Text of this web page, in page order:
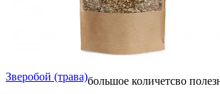
Зверобой (трава)большое количетсво